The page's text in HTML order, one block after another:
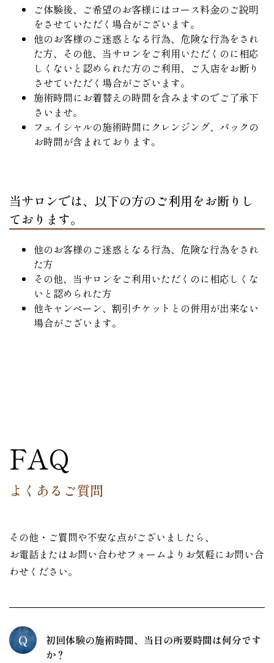
ご体験後、ご希望のお客様にはコース料金のご説明
をさせていただく場合がございます。
他のお客様のご迷惑となる行為、危険な行為をされ
た方、その他、当サロンをご利用いただくのに相応
しくないと認められた方のご利用、ご入店をお断り
させていただく場合がございます。
施術時間にお着替えの時間を含みますのでご了承下
さいませ。
フェイシャルの施術時間にクレンジング、パックの
お時間が含まれております。
当サロンでは、以下の方のご利用をお断りし
ております。
他のお客様のご迷惑となる行為、危険な行為をされ
た方
その他、当サロンをご利用いただくのに相応しくな
いと認められた方
他キャンペーン、割引チケットとの併用が出来ない
場合がございます。
FAQ
よくあるご質問
その他・ご質問や不安な点がございましたら、
お電話またはお問い合わせフォームよりお気軽にお問い合
わせください。
Q
初回体験の施術時間、当日の所要時間は何分です
か？